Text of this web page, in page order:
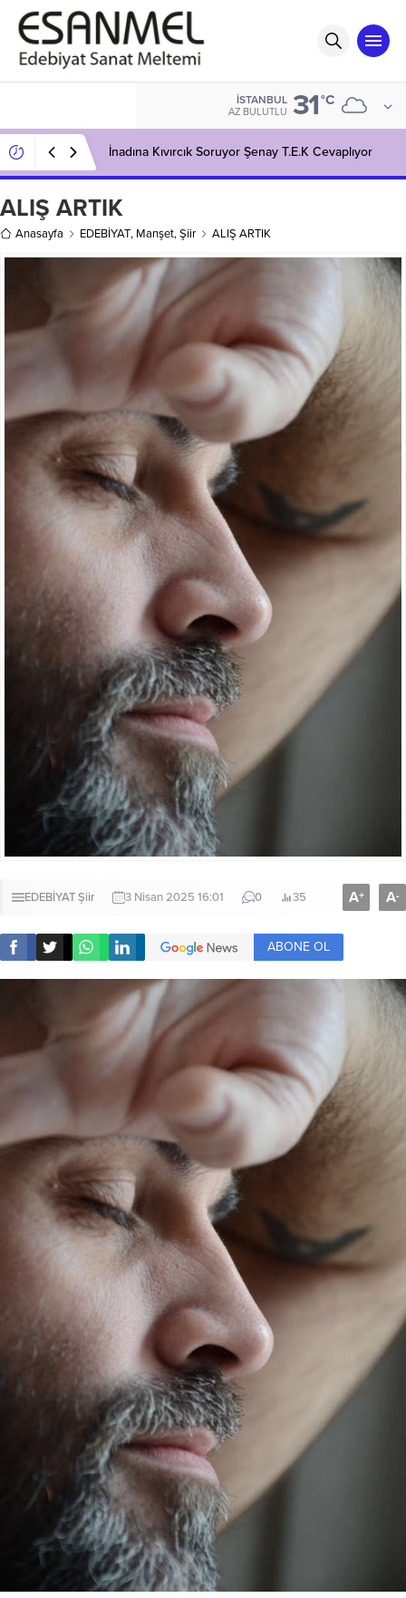
İSTANBUL
AZ BULUTLU 31°C
İnadına Kıvırcık Soruyor Şenay T.E.K Cevaplıyor
ALIŞ ARTIK
Anasayfa EDEBİYAT, Manşet,Şiir ALIŞ ARTIK
EDEBİYATŞiir 3 Nisan 2025 16:01 0 35 A+ A-
ABONE OL